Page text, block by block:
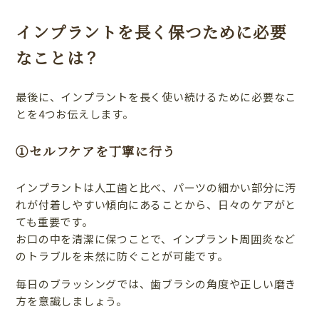
インプラントを長く保つために必要
なことは？
最後に、インプラントを長く使い続けるために必要なこ
とを4つお伝えします。
①セルフケアを丁寧に行う
インプラントは人工歯と比べ、パーツの細かい部分に汚
れが付着しやすい傾向にあることから、日々のケアがと
ても重要です。
お口の中を清潔に保つことで、インプラント周囲炎など
のトラブルを未然に防ぐことが可能です。
毎日のブラッシングでは、歯ブラシの角度や正しい磨き
方を意識しましょう。